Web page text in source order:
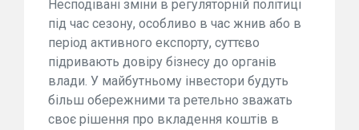
Несподівані зміни в регуляторній політиці
під час сезону, особливо в час жнив або в
період активного експорту, суттєво
підривають довіру бізнесу до органів
влади. У майбутньому інвестори будуть
більш обережними та ретельно зважать
своє рішення про вкладення коштів в